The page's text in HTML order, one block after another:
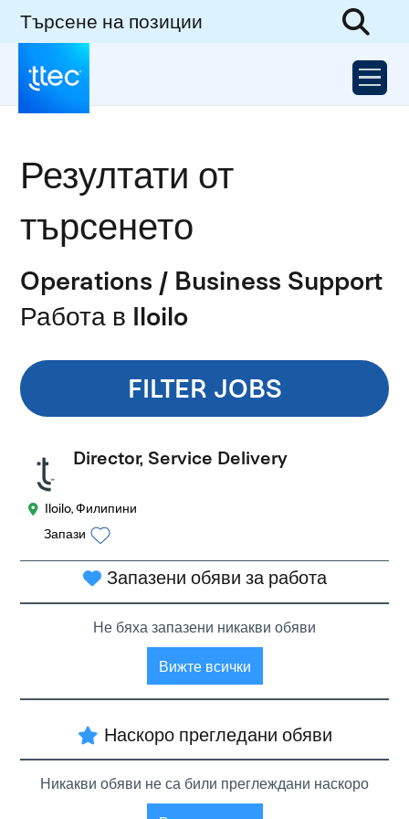
Търсене на позиции
Резултати от
търсенето
Operations / Business Support
Работа в Iloilo
FILTER JOBS
Director, Service Delivery
Iloilo, Филипини
Запази
Запазени обяви за работа
Не бяха запазени никакви обяви
Вижте всички
Наскоро прегледани обяви
Никакви обяви не са били преглеждани наскоро